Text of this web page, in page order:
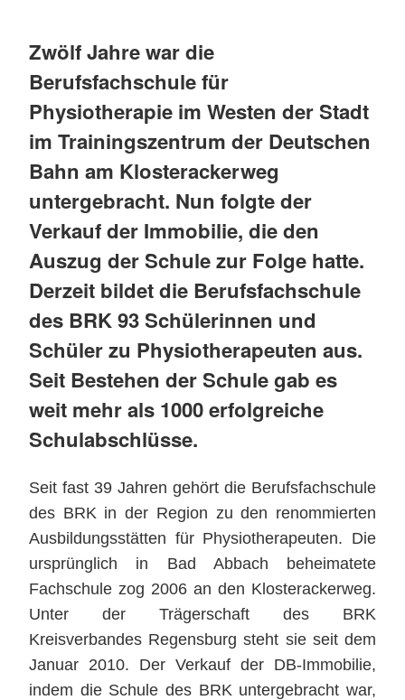
Zwölf Jahre war die
Berufsfachschule für
Physiotherapie im Westen der Stadt
im Trainingszentrum der Deutschen
Bahn am Klosterackerweg
untergebracht. Nun folgte der
Verkauf der Immobilie, die den
Auszug der Schule zur Folge hatte.
Derzeit bildet die Berufsfachschule
des BRK 93 Schülerinnen und
Schüler zu Physiotherapeuten aus.
Seit Bestehen der Schule gab es
weit mehr als 1000 erfolgreiche
Schulabschlüsse.
Seit fast 39 Jahren gehört die Berufsfachschule
des BRK in der Region zu den renommierten
Ausbildungsstätten für Physiotherapeuten. Die
ursprünglich in Bad Abbach beheimatete
Fachschule zog 2006 an den Klosterackerweg.
Unter der Trägerschaft des BRK
Kreisverbandes Regensburg steht sie seit dem
Januar 2010. Der Verkauf der DB-Immobilie,
indem die Schule des BRK untergebracht war,